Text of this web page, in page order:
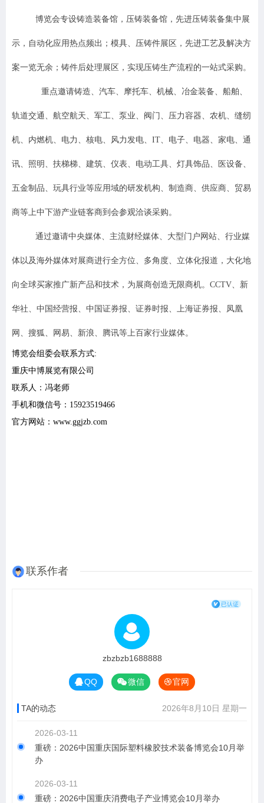
博览会专设铸造装备馆，压铸装备馆，先进压铸装备集中展
示，自动化应用热点频出；模具、压铸件展区，先进工艺及解决方
案一览无余；铸件后处理展区，实现压铸生产流程的一站式采购。
重点邀请铸造、汽车、摩托车、机械、冶金装备、船舶、
轨道交通、航空航天、军工、泵业、阀门、压力容器、农机、缝纫
机、内燃机、电力、核电、风力发电、IT、电子、电器、家电、通
讯、照明、扶梯梯、建筑、仪表、电动工具、灯具饰品、医设备、
五金制品、玩具行业等应用域的研发机构、制造商、供应商、贸易
商等上中下游产业链客商到会参观洽谈采购。
通过邀请中央媒体、主流财经媒体、大型门户网站、行业媒
体以及海外媒体对展商进行全方位、多角度、立体化报道，大化地
向全球买家推广新产品和技术，为展商创造无限商机。CCTV、新
华社、中国经营报、中国证券报、证券时报、上海证券报、凤凰
网、搜狐、网易、新浪、腾讯等上百家行业媒体。
博览会组委会联系方式:
重庆中博展览有限公司
联系人：冯老师
手机和微信号：15923519466
官方网站：www.ggjzb.com
联系作者
zbzbzb1688888
QQ 微信 官网
TA的动态 2026年8月10日 星期一
2026-03-11
重磅：2026中国重庆国际塑料橡胶技术装备博览会10月举
办
2026-03-11
重磅：2026中国重庆消费电子产业博览会10月举办